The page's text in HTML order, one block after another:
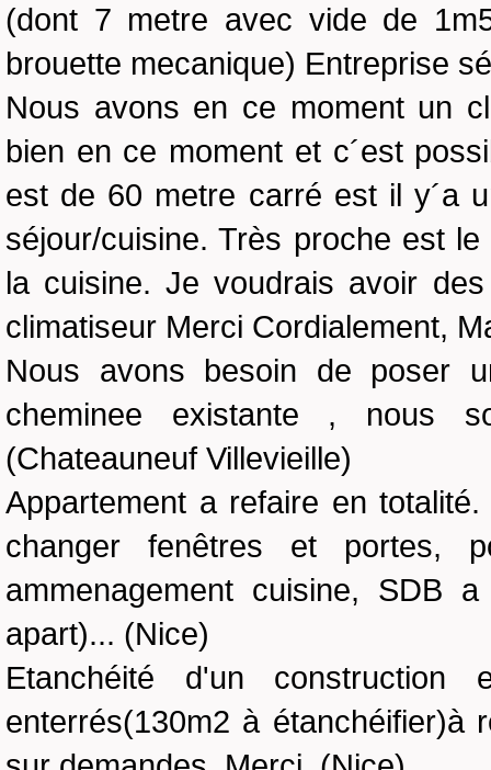
(dont 7 metre avec vide de
brouette mecanique) Entreprise
Nous avons en ce moment un
bien en ce moment et c´est
est de 60 metre carré est il y´a
séjour/cuisine. Très proche est
la cuisine. Je voudrais avoir
climatiseur Merci Cordialement,
Nous avons besoin de poser
cheminee existante , nous
(Chateauneuf Villevieille)
Appartement a refaire en
changer fenêtres et portes,
ammenagement cuisine, SDB
apart)... (Nice)
Etanchéité d'un
enterrés(130m2 à étanchéifier)à